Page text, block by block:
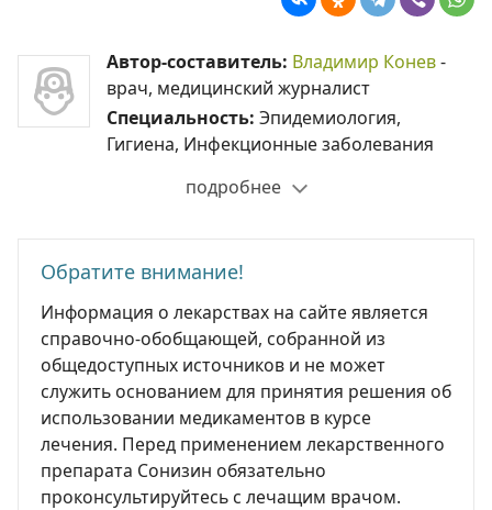
Автор-составитель: Владимир Конев-
врач, медицинский журналист
Специальность: Эпидемиология,
Гигиена, Инфекционные заболевания
подробнее
Обратите внимание!
Информация о лекарствах на сайте является
справочно-обобщающей, собранной из
общедоступных источников и не может
служить основанием для принятия решения об
использовании медикаментов в курсе
лечения. Перед применением лекарственного
препарата Сонизин обязательно
проконсультируйтесь с лечащим врачом.